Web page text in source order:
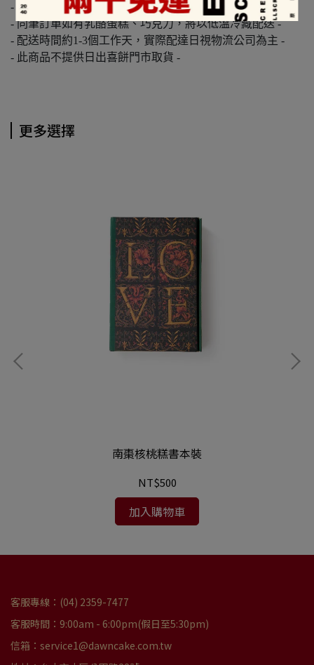
- 常溫配送 -
- 同筆訂單如有乳酪蛋糕、巧克力，將以低溫冷藏配送 -
- 配送時間約1-3個工作天，實際配達日視物流公司為主 -
- 此商品不提供日出喜餅門市取貨 -
更多選擇
南棗核桃糕書本裝
NT$500
加入購物車
客服專線：(04) 2359-7477
客服時間：9:00am - 6:00pm(假日至5:30pm)
信箱：service1@dawncake.com.tw